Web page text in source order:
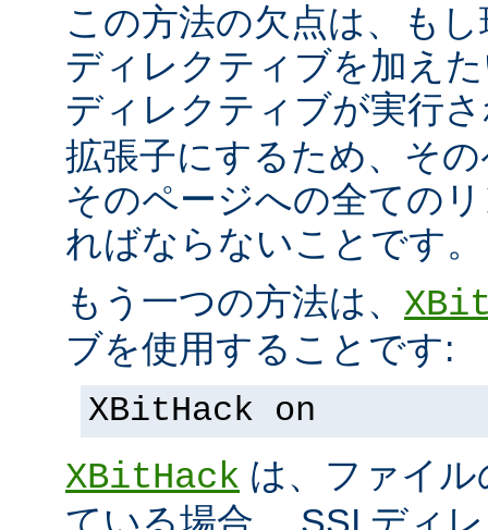
この方法の欠点は、も
ディレクティブを加え
ディレクティブが実行
拡張子にするため、そ
そのページへの全ての
ればならないことです。
もう一つの方法は、
ブを使用することです:
XBitHack on
XBitHack は、ファイ